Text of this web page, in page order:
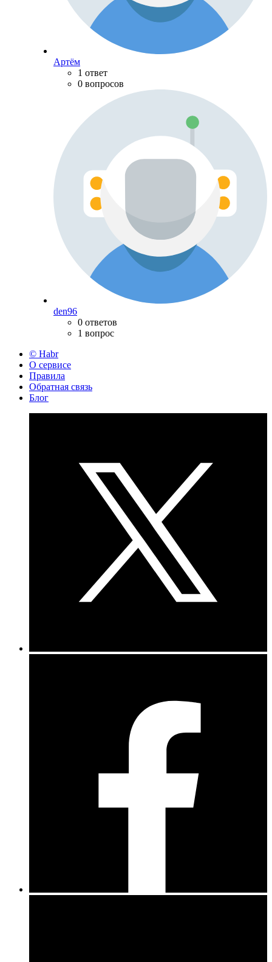
Артём
1 ответ
0 вопросов
den96
0 ответов
1 вопрос
© Habr
О сервисе
Правила
Обратная связь
Блог